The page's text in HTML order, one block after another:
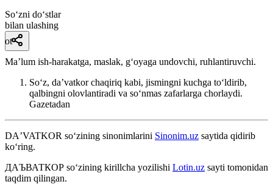
So‘zni do‘stlar
bilan ulashing
ot
Maʼlum ish-harakatga, maslak, gʻoyaga undovchi, ruhlantiruvchi.
Soʻz, daʼvatkor chaqiriq kabi, jismingni kuchga toʻldirib,
qalbingni olovlantiradi va soʻnmas zafarlarga chorlaydi.
Gazetadan
DAʼVATKOR so‘zining sinonimlarini Sinonim.uz saytida qidirib
ko‘ring.
ДАЪВАТКОР so‘zining kirillcha yozilishi Lotin.uz sayti tomonidan
taqdim qilingan.